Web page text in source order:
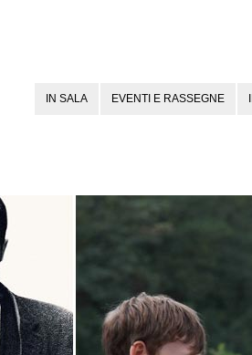
IN SALA EVENTI E RASSEGNE